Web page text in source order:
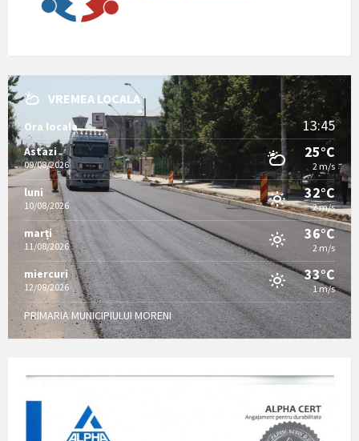
VREMEA LOCALA
Ora locala 13:45
Astazi
09/08/2026
25°C
2 m/s
luni
10/08/2026
32°C
2 m/s
marți
11/08/2026
36°C
2 m/s
miercuri
12/08/2026
33°C
1 m/s
PRIMARIA MUNICIPIULUI MORENI